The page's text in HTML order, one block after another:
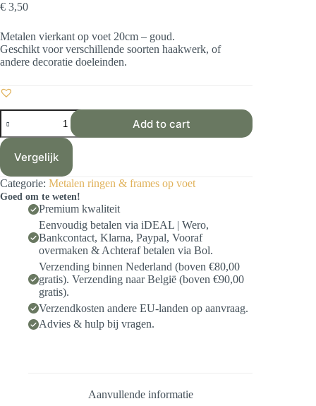
€ 3,50
Metalen vierkant op voet 20cm – goud.
Geschikt voor verschillende soorten haakwerk, of
andere decoratie doeleinden.
Metalen
vierkant
op
voet
20cm
-
Goud
aantal
Add to cart
Vergelijk
Categorie: Metalen ringen & frames op voet
Goed om te weten!
Premium kwaliteit
Eenvoudig betalen via iDEAL | Wero,
Bankcontact, Klarna, Paypal, Vooraf
overmaken & Achteraf betalen via Bol.
Verzending binnen Nederland (boven €80,00
gratis). Verzending naar België (boven €90,00
gratis).
Verzendkosten andere EU-landen op aanvraag.
Advies & hulp bij vragen.
Aanvullende informatie